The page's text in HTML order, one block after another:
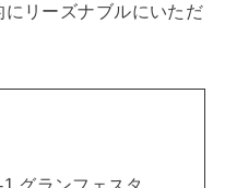
リーズナブルにいただ